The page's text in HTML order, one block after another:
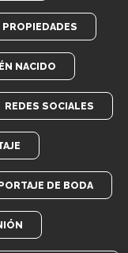
PROPIEDADES
NACIDO
REDES SOCIALES
DE BODA